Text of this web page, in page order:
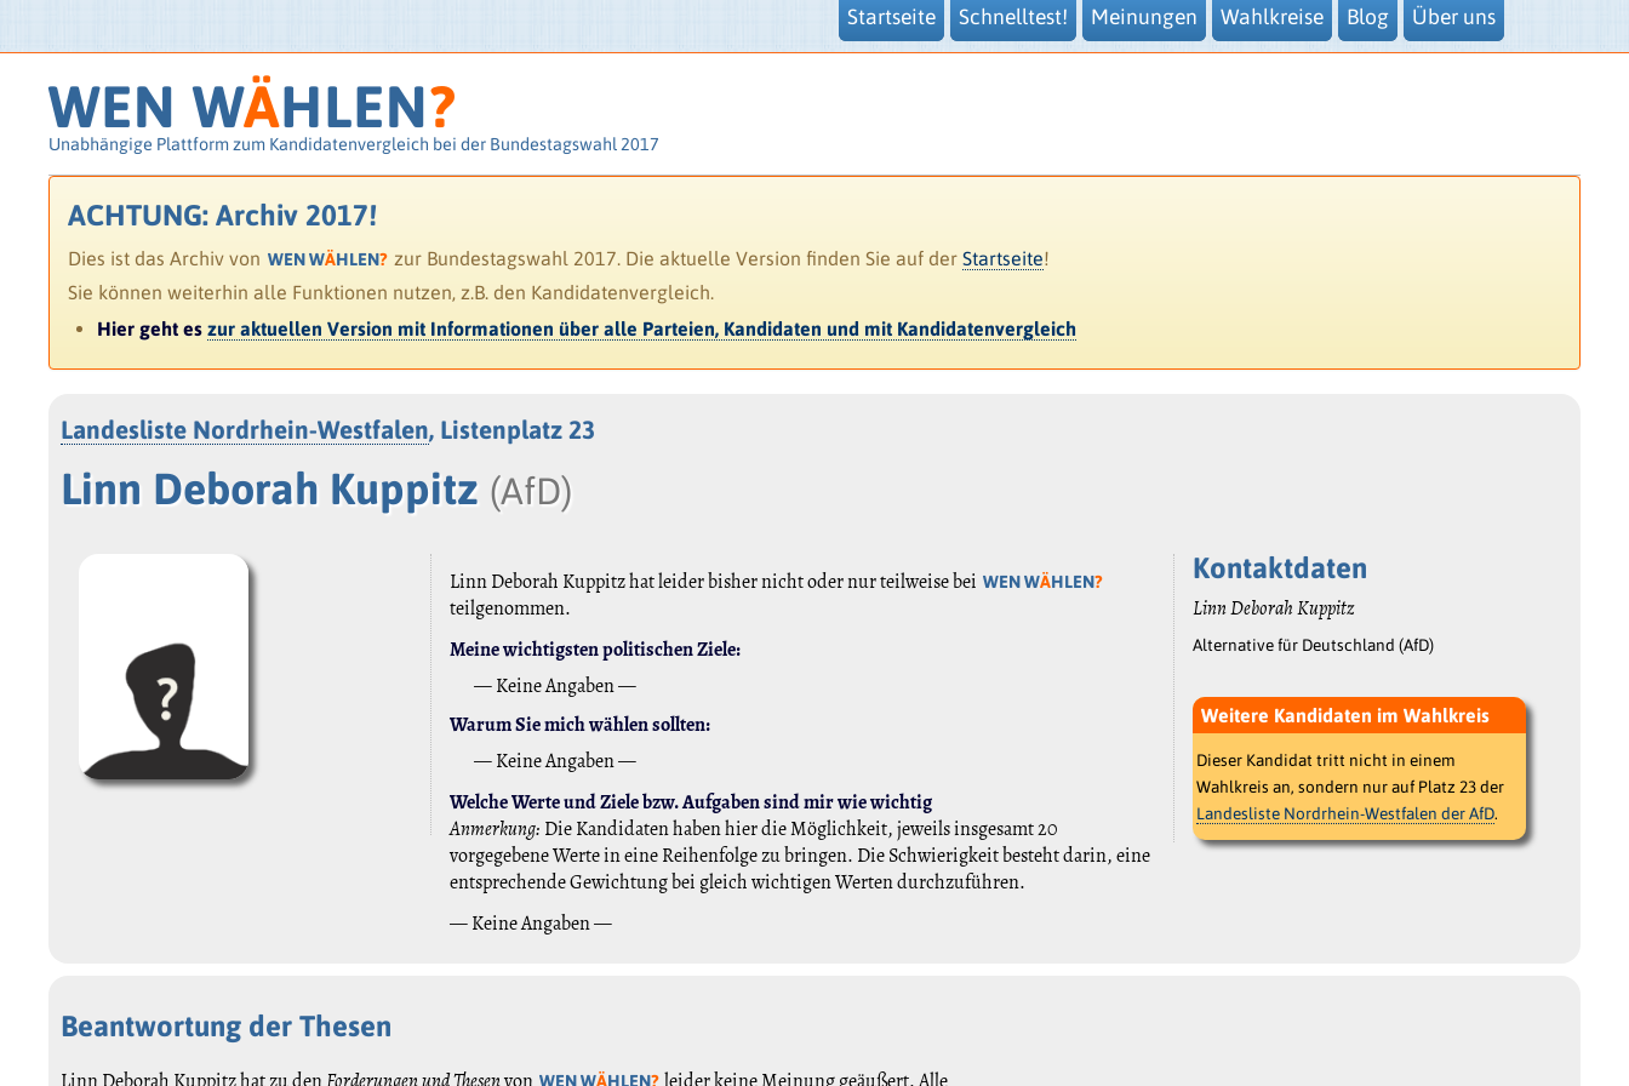
Startseite Schnelltest! Meinungen Wahlkreise Blog Über uns
WEN WÄHLEN?
Unabhängige Plattform zum Kandidatenvergleich bei der Bundestagswahl 2017
ACHTUNG: Archiv 2017!
Dies ist das Archiv von WEN WÄHLEN? zur Bundestagswahl 2017. Die aktuelle Version finden Sie auf derStartseite!
Sie können weiterhin alle Funktionen nutzen, z.B. den Kandidatenvergleich.
Hier geht eszur aktuellen Version mit Informationen über alle Parteien, Kandidaten und mit Kandidatenvergleich
Landesliste Nordrhein-Westfalen, Listenplatz 23
Linn Deborah Kuppitz (AfD)
Linn Deborah Kuppitz hat leider bisher nicht oder nur teilweise bei WEN WÄHLEN?
teilgenommen.
Meine wichtigsten politischen Ziele:
— Keine Angaben —
Warum Sie mich wählen sollten:
— Keine Angaben —
Welche Werte und Ziele bzw. Aufgaben sind mir wie wichtig
Anmerkung: Die Kandidaten haben hier die Möglichkeit, jeweils insgesamt 20
vorgegebene Werte in eine Reihenfolge zu bringen. Die Schwierigkeit besteht darin, eine
entsprechende Gewichtung bei gleich wichtigen Werten durchzuführen.
— Keine Angaben —
Kontaktdaten
Linn Deborah Kuppitz
Alternative für Deutschland (AfD)
Weitere Kandidaten im Wahlkreis
Dieser Kandidat tritt nicht in einem
Wahlkreis an, sondern nur auf Platz 23 der
Landesliste Nordrhein-Westfalen der AfD.
Beantwortung der Thesen
WEN WÄHLEN?